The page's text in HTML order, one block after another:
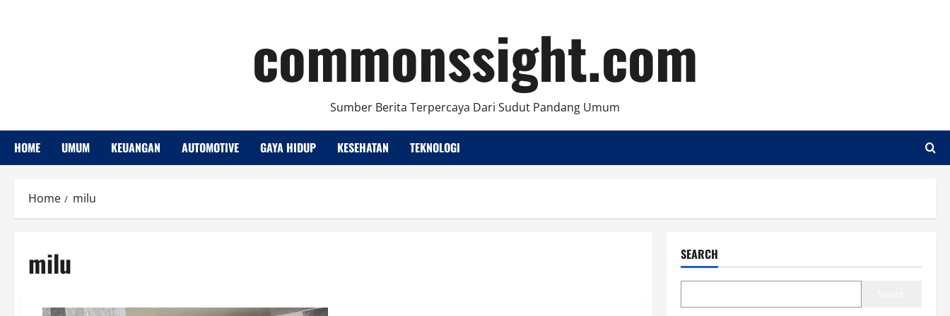
commonssight.com
Sumber Berita Terpercaya Dari Sudut Pandang Umum
HOME UMUM KEUANGAN AUTOMOTIVE GAYA HIDUP KESEHATAN TEKNOLOGI
Home milu
milu SEARCH